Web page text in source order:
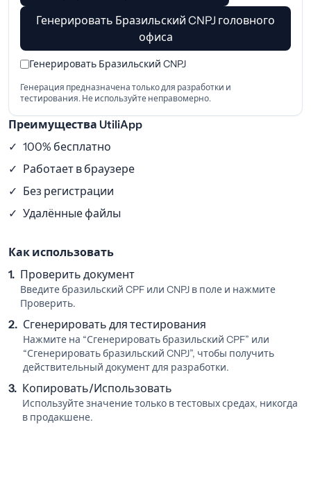
Генерировать Бразильский CNPJ головного
офиса
Генерировать Бразильский CNPJ
Генерация предназначена только для разработки и
тестирования. Не используйте неправомерно.
Преимущества UtiliApp
✓ 100% бесплатно
✓ Работает в браузере
✓ Без регистрации
✓ Удалённые файлы
Как использовать
1. Проверить документ
Введите бразильский CPF или CNPJ в поле и нажмите
Проверить.
2. Сгенерировать для тестирования
Нажмите на “Сгенерировать бразильский CPF” или
“Сгенерировать бразильский CNPJ”, чтобы получить
действительный документ для разработки.
3. Копировать/Использовать
Используйте значение только в тестовых средах, никогда
в продакшене.